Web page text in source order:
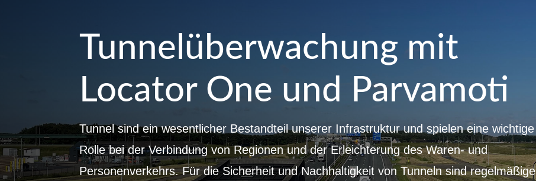
Tunnelüberwachung mit
Locator One und Parvamoti
Tunnel sind ein wesentlicher Bestandteil unserer Infrastruktur und spielen eine wichtige
Rolle bei der Verbindung von Regionen und der Erleichterung des Waren- und
Personenverkehrs. Für die Sicherheit und Nachhaltigkeit von Tunneln sind regelmäßige